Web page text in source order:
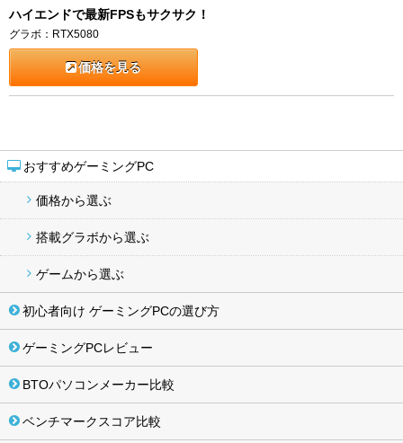
おすすめゲーミングPC
価格から選ぶ
搭載グラボから選ぶ
ゲームから選ぶ
初心者向け ゲーミングPCの選び方
ゲーミングPCレビュー
BTOパソコンメーカー比較
ベンチマークスコア比較
ハイエンドで最新FPSもサクサク！
グラボ：RTX5080
価格を見る